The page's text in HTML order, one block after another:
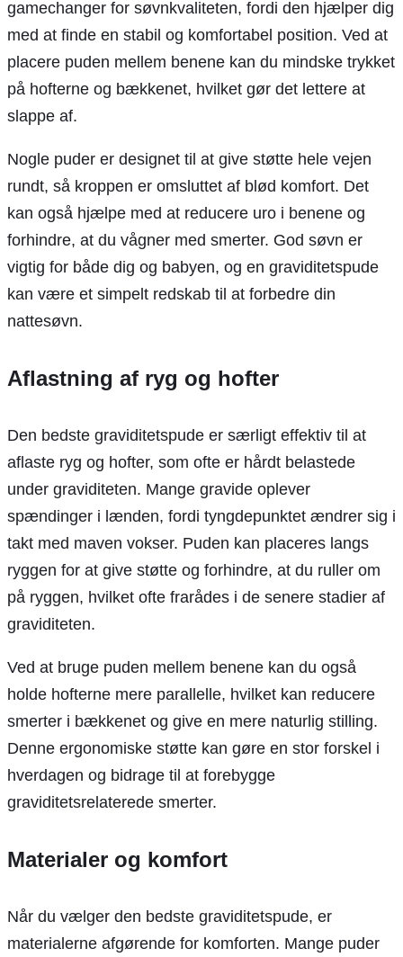
gamechanger for søvnkvaliteten, fordi den hjælper dig
med at finde en stabil og komfortabel position. Ved at
placere puden mellem benene kan du mindske trykket
på hofterne og bækkenet, hvilket gør det lettere at
slappe af.
Nogle puder er designet til at give støtte hele vejen
rundt, så kroppen er omsluttet af blød komfort. Det
kan også hjælpe med at reducere uro i benene og
forhindre, at du vågner med smerter. God søvn er
vigtig for både dig og babyen, og en graviditetspude
kan være et simpelt redskab til at forbedre din
nattesøvn.
Aflastning af ryg og hofter
Den bedste graviditetspude er særligt effektiv til at
aflaste ryg og hofter, som ofte er hårdt belastede
under graviditeten. Mange gravide oplever
spændinger i lænden, fordi tyngdepunktet ændrer sig i
takt med maven vokser. Puden kan placeres langs
ryggen for at give støtte og forhindre, at du ruller om
på ryggen, hvilket ofte frarådes i de senere stadier af
graviditeten.
Ved at bruge puden mellem benene kan du også
holde hofterne mere parallelle, hvilket kan reducere
smerter i bækkenet og give en mere naturlig stilling.
Denne ergonomiske støtte kan gøre en stor forskel i
hverdagen og bidrage til at forebygge
graviditetsrelaterede smerter.
Materialer og komfort
Når du vælger den bedste graviditetspude, er
materialerne afgørende for komforten. Mange puder